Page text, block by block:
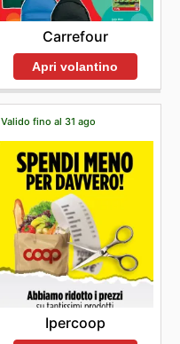
Carrefour
Apri volantino
Valido fino al 31 ago
Ipercoop